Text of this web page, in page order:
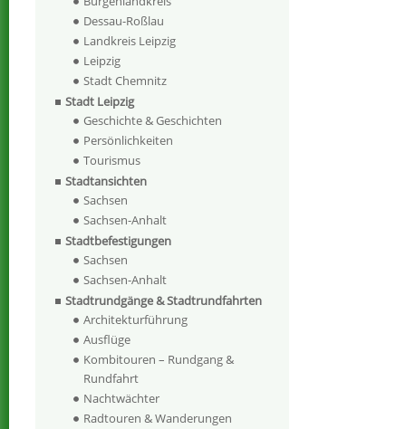
Dessau-Roßlau
Landkreis Leipzig
Leipzig
Stadt Chemnitz
Stadt Leipzig
Geschichte & Geschichten
Persönlichkeiten
Tourismus
Stadtansichten
Sachsen
Sachsen-Anhalt
Stadtbefestigungen
Sachsen
Sachsen-Anhalt
Stadtrundgänge & Stadtrundfahrten
Architekturführung
Ausflüge
Kombitouren – Rundgang &
Rundfahrt
Nachtwächter
Radtouren & Wanderungen